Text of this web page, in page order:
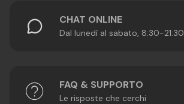
CHAT ONLINE
Dal lunedì al sabato, 8:30-21:30
FAQ & SUPPORTO
Le risposte che cerchi